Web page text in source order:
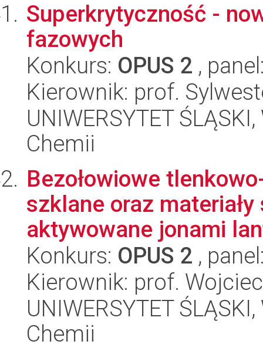
Superkrytyczność -
fazowych
Konkurs: OPUS 2 ,
Kierownik: prof.
UNIWERSYTET
Chemii
Bezołowiowe
szklane oraz
aktywowane jonami
Konkurs: OPUS 2 ,
Kierownik: prof.
UNIWERSYTET
Chemii